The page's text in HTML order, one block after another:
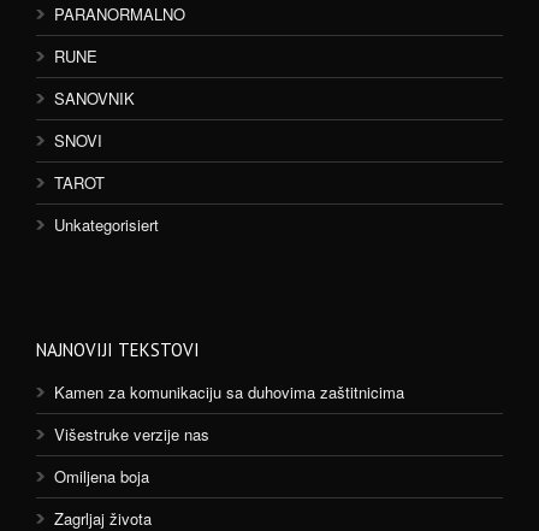
PARANORMALNO
RUNE
SANOVNIK
SNOVI
TAROT
Unkategorisiert
NAJNOVIJI TEKSTOVI
Kamen za komunikaciju sa duhovima zaštitnicima
Višestruke verzije nas
Omiljena boja
Zagrljaj života